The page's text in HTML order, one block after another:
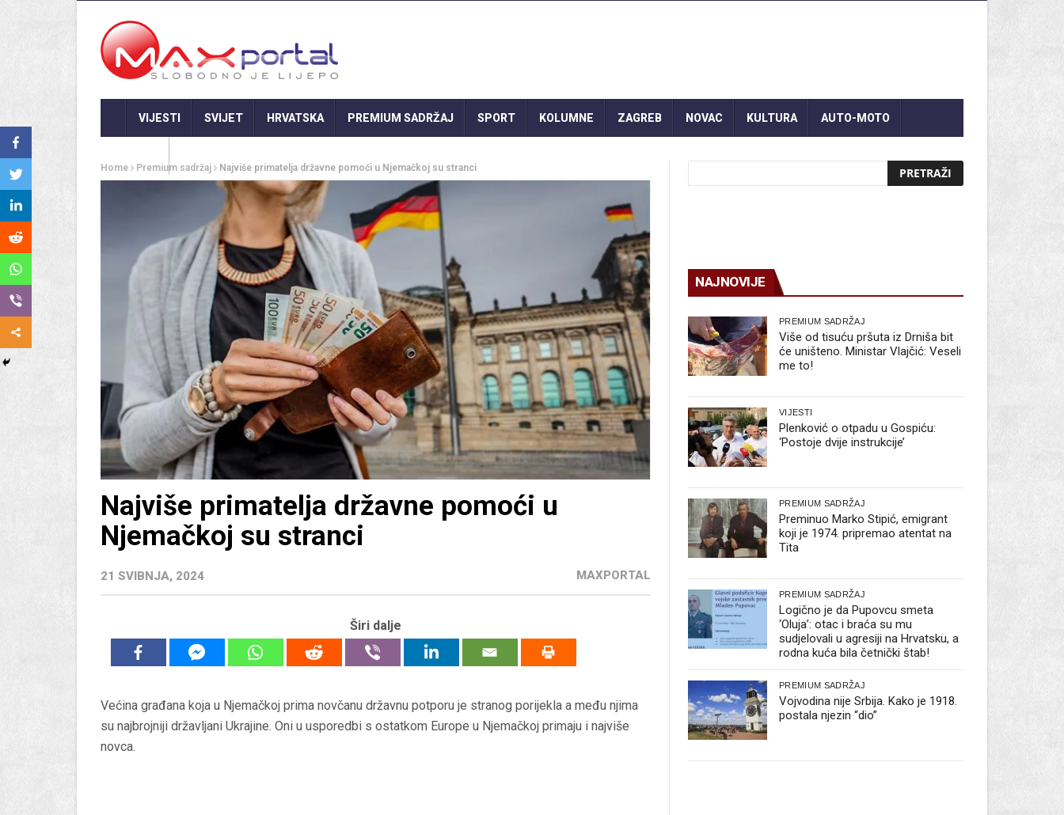
VIJESTI SVIJET HRVATSKA PREMIUM SADRŽAJ SPORT KOLUMNE ZAGREB NOVAC KULTURA AUTO-MOTO
Home Premium sadržaj Najviše primatelja državne pomoći u Njemačkoj su stranci
Najviše primatelja državne pomoći u
Njemačkoj su stranci
21 SVIBNJA, 2024 MAXPORTAL
Širi dalje
Većina građana koja u Njemačkoj prima novčanu državnu potporu je stranog porijekla a među njima
su najbrojniji državljani Ukrajine. Oni u usporedbi s ostatkom Europe u Njemačkoj primaju i najviše
novca.
NAJNOVIJE
PREMIUM SADRŽAJ
Više od tisuću pršuta iz Drniša bit
će uništeno. Ministar Vlajčić: Veseli
me to!
VIJESTI
Plenković o otpadu u Gospiću:
‘Postoje dvije instrukcije’
PREMIUM SADRŽAJ
Preminuo Marko Stipić, emigrant
koji je 1974. pripremao atentat na
Tita
PREMIUM SADRŽAJ
Logično je da Pupovcu smeta
‘Oluja’: otac i braća su mu
sudjelovali u agresiji na Hrvatsku, a
rodna kuća bila četnički štab!
PREMIUM SADRŽAJ
Vojvodina nije Srbija. Kako je 1918.
postala njezin “dio”